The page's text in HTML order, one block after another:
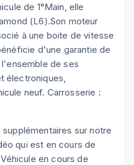
de 1°Main, elle
(L6).Son moteur
à une boite de vitesse
d'une garantie de
de ses
électroniques,
neuf. Carrosserie :
sur notre
qui est en cours de
en cours de